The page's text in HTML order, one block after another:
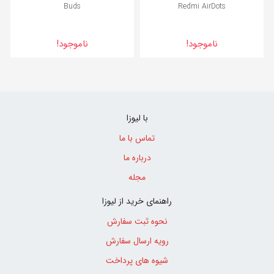
Redmi AirDots
ناموجود!
Buds
ناموجود!
با لیوزا
تماس با ما
درباره ما
مجله
راهنمای خرید از لیوزا
نحوه ثبت سفارش
رویه ارسال سفارش
شیوه های پرداخت